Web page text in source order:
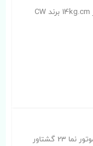
استپر موتور نما 23 گشتاور